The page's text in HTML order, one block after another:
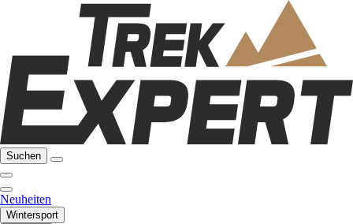
Suchen
Neuheiten
Wintersport